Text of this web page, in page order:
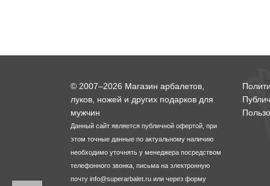
© 2007–2026 Магазин арбалетов,
луков, ножей и других подарков для
мужчин
Данный сайт является публичной офертой, при
этом точные данные по актуальному наличию
необходимо уточнять у менеджера посредством
телефонного звонка, письма на электронную
почту info@superarbalet.ru или через форму